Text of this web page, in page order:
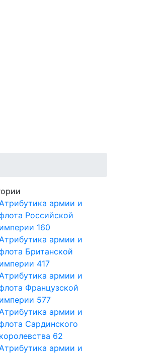
Атрибутика армии и
Российской
империи 160
Атрибутика армии и
Британской
империи 417
Атрибутика армии и
Французской
империи 577
Атрибутика армии и
Сардинского
королевства 62
Атрибутика армии и